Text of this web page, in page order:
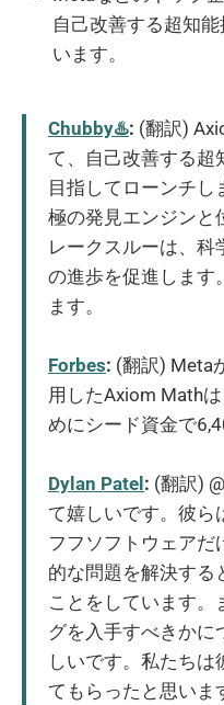
自己改善する超知
います。
Chubby♨️: (翻訳)
て、自己改善する超
目指してローンチ
極の発見エンジンと
レークスルーは、科
の進歩を促進します
ます。
Forbes: (翻訳) Meta
用したAxiom Math
めにシード資金で
Dylan Patel: (翻訳)
て嬉しいです。彼ら
フフソフトウェアだ
的な問題を解決する
ことをしています。
グを入手すべきかに
しいです。私たちは
てもらったと思いま